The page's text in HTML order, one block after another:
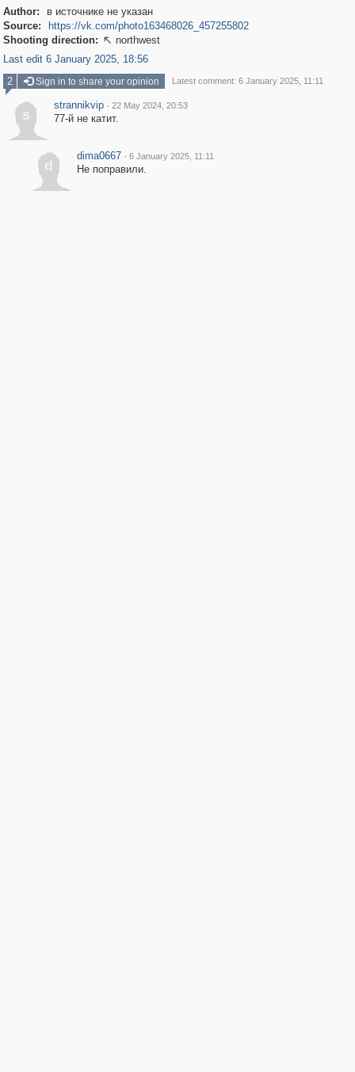
Author:
в источнике не указан
Source:
https://vk.com/photo163468026_457255802
Shooting direction:  northwest
Last edit 6 January 2025, 18:56
2
Sign in to share your opinion Latest comment: 6 January 2025, 11:11
s
strannikvip · 22 May 2024, 20:53
77-й не катит.
d
dima0667 · 6 January 2025, 11:11
Не поправили.